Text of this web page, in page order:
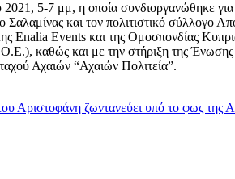
2021, 5-7 μμ, η οποία συνδιοργανώθηκε
Σαλαμίνας και τον πολιτιστικό σύλλογο
Enalia Events και της Ομοσπονδίας
καθώς και με την στήριξη της
Αχαιών “Αχαιών Πολιτεία”.
ζωντανεύει υπό το φως της